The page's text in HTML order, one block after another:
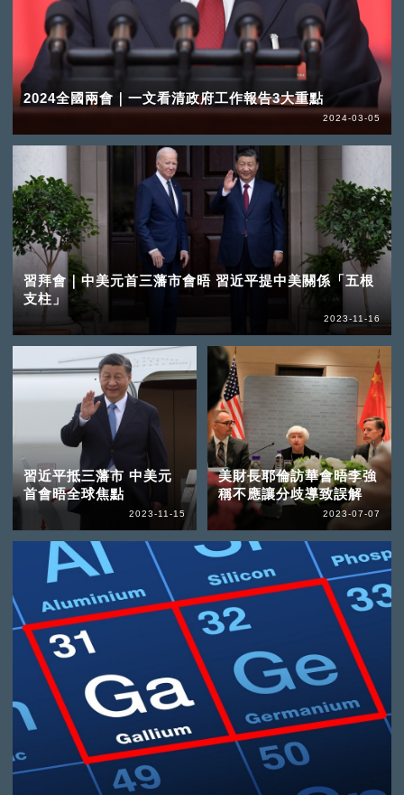
2024全國兩會｜一文看清政府工作報告3大重點
2024-03-05
習拜會｜中美元首三藩市會晤 習近平提中美關係「五根
支柱」
2023-11-16
習近平抵三藩市 中美元
首會晤全球焦點
2023-11-15
美財長耶倫訪華會晤李強
稱不應讓分歧導致誤解
2023-07-07